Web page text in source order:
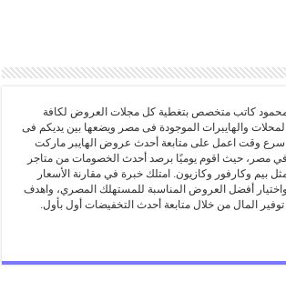
كاتب متخصص بتغطية كل مجلات العروض لكافة
المحلات والهايبرات الموجودة فى مصر ويضعها بين يديكم فى
اسرع وقت اعمل على متابعة أحدث عروض الهايبر ماركت
في مصر، حيث اقوم يوميًا برصد أحدث الخصومات من متاجر
بيم وكارفور وكازيون. امتلك خبرة في مقارنة الأسعار
واختيار أفضل العروض المناسبة للمستهلك المصري، واهدف
المال من خلال متابعة أحدث التخفيضات أول بأول.